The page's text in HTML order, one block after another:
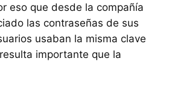
eso que desde la compañía
las contraseñas de sus
usaban la misma clave
importante que la